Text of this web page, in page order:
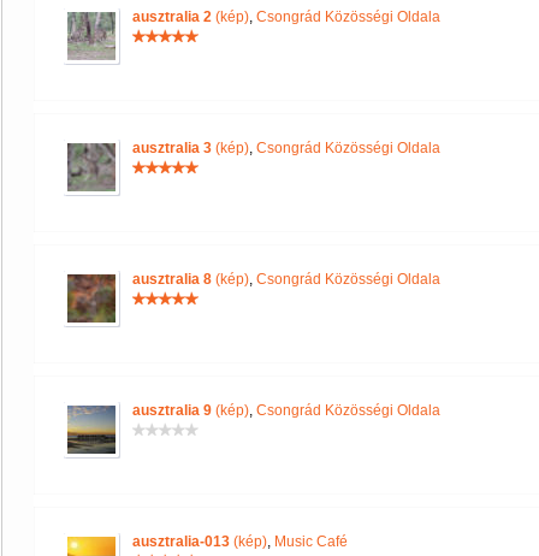
ausztralia 2 (kép), Csongrád Közösségi Oldala
ausztralia 3 (kép), Csongrád Közösségi Oldala
ausztralia 8 (kép), Csongrád Közösségi Oldala
ausztralia 9 (kép), Csongrád Közösségi Oldala
ausztralia-013 (kép), Music Café